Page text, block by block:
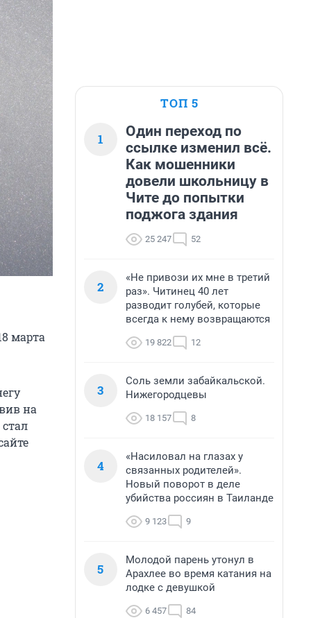
марта
на
ТОП 5
1
Один переход по
ссылке изменил всё.
Как мошенники
довели школьницу в
Чите до попытки
поджога здания
25 247 52
2
«Не привози их мне в третий
раз». Читинец 40 лет
разводит голубей, которые
всегда к нему возвращаются
19 822 12
3
Соль земли забайкальской.
Нижегородцевы
18 157 8
4
«Насиловал на глазах у
связанных родителей».
Новый поворот в деле
убийства россиян в Таиланде
9 123 9
5
Молодой парень утонул в
Арахлее во время катания на
лодке с девушкой
6 457 84